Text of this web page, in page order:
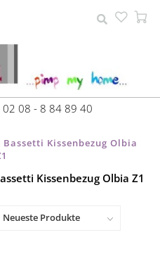
02 08 - 8 84 89 40
Bassetti Kissenbezug Olbia
Kissenbezug Olbia Z1